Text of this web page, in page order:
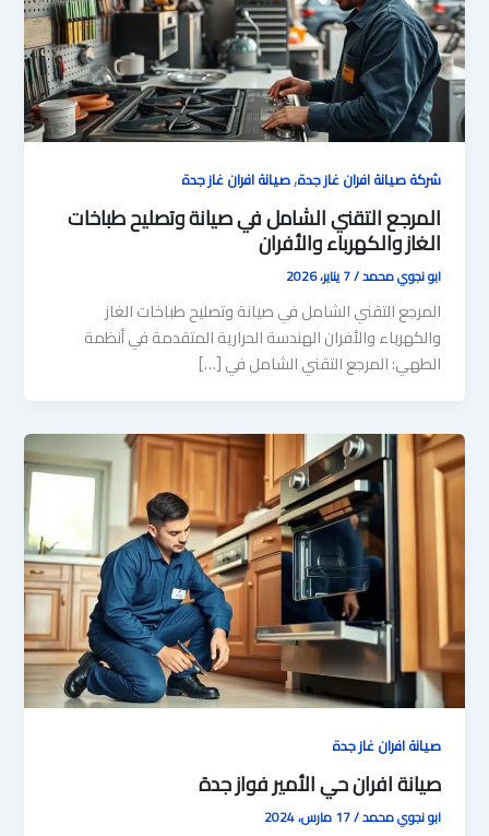
شركة صيانة افران غاز جدة,صيانة افران غاز جدة
المرجع التقني الشامل في صيانة وتصليح طباخات
الغاز والكهرباء والأفران
ابو نجوي محمد/7 يناير، 2026
المرجع التقني الشامل في صيانة وتصليح طباخات الغاز
والكهرباء والأفران الهندسة الحرارية المتقدمة في أنظمة
الطهي: المرجع التقني الشامل في […]
صيانة افران غاز جدة
صيانة افران حي الأمير فواز جدة
ابو نجوي محمد/17 مارس، 2024